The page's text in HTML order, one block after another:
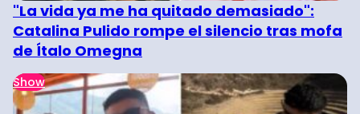
"La vida ya me ha quitado demasiado":
Catalina Pulido rompe el silencio tras mofa
de Ítalo Omegna
Show